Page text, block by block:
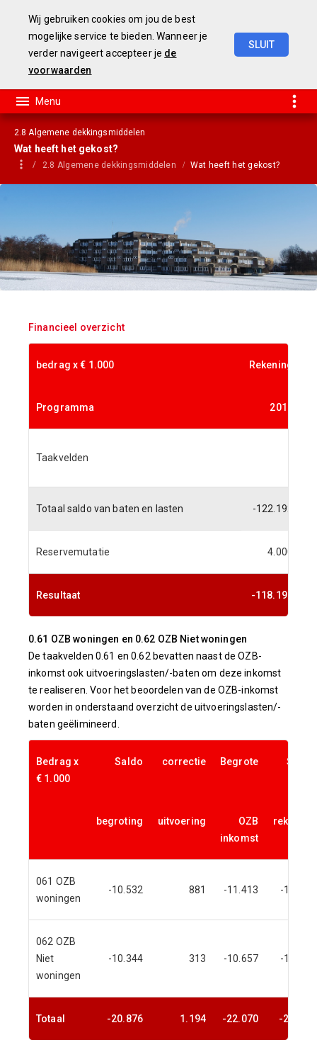
2.8 Algemene dekkingsmiddelen
Wat heeft het gekost?
2.8 Algemene dekkingsmiddelen Wat heeft het gekost?
Financieel overzicht
bedrag x € 1.000 Rekening
Programma 2018
Taakvelden
Totaal saldo van baten en lasten -122.192
Reservemutatie 4.000
Resultaat -118.192
0.61 OZB woningen en 0.62 OZB Niet woningen
De taakvelden 0.61 en 0.62 bevatten naast de OZB-
inkomst ook uitvoeringslasten/-baten om deze inkomst
te realiseren. Voor het beoordelen van de OZB-inkomst
worden in onderstaand overzicht de uitvoeringslasten/-
baten geëlimineerd.
Bedrag x
€ 1.000
Saldo correctie Begrote Saldo
begroting uitvoering
OZB
inkomst
rekening
061 OZB
woningen
-10.532 881 -11.413 -10.567
062 OZB
Niet
woningen
-10.344 313 -10.657 -10.335
Totaal -20.876 1.194 -22.070 -20.902
Wij gebruiken cookies om jou de best
mogelijke service te bieden. Wanneer je
verder navigeert accepteer je de
voorwaarden
SLUIT